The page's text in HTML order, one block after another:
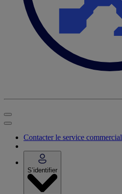
Contacter le service commercial
S’identifier